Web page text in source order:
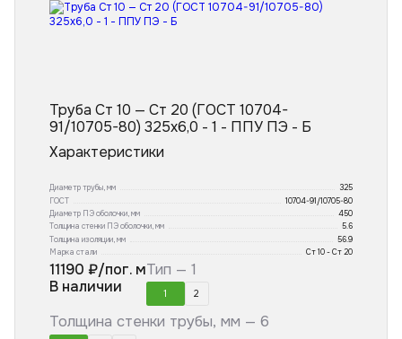
Труба Ст 10 — Ст 20 (ГОСТ 10704-
91/10705-80) 325x6,0 - 1 - ППУ ПЭ - Б
Характеристики
Диаметр трубы, мм
325
ГОСТ
10704-91/10705-80
Диаметр ПЭ оболочки, мм
450
Толщина стенки ПЭ оболочки, мм
5.6
Толщина изоляции, мм
56.9
Марка стали
Ст 10 - Ст 20
11190 ₽/пог. м
В наличии
Тип — 1
1 2
Толщина стенки трубы, мм — 6